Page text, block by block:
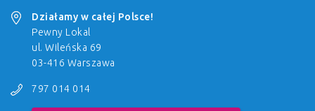
Działamy w całej Polsce!
Pewny Lokal
ul. Wileńska 69
03-416 Warszawa
797 014 014